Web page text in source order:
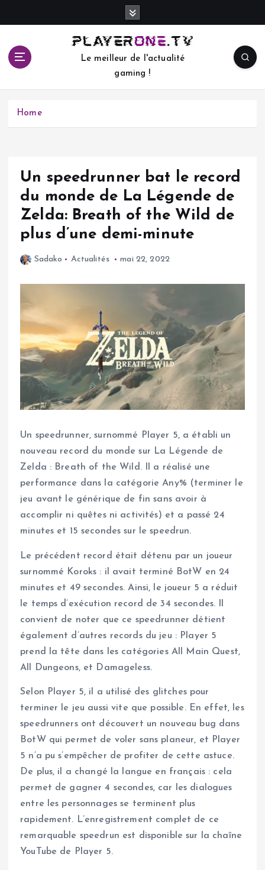
c
Le meilleur de l'actualité
gaming !
Home
Un speedrunner bat le record
du monde de La Légende de
Zelda: Breath of the Wild de
plus d’une demi-minute
Sadako Actualités mai 22, 2022
Un speedrunner, surnommé Player 5, a établi un
nouveau record du monde sur La Légende de
Zelda : Breath of the Wild. Il a réalisé une
performance dans la catégorie Any% (terminer le
jeu avant le générique de fin sans avoir à
accomplir ni quêtes ni activités) et a passé 24
minutes et 15 secondes sur le speedrun.
Le précédent record était détenu par un joueur
surnommé Koroks : il avait terminé BotW en 24
minutes et 49 secondes. Ainsi, le joueur 5 a réduit
le temps d’exécution record de 34 secondes. Il
convient de noter que ce speedrunner détient
également d’autres records du jeu : Player 5
prend la tête dans les catégories All Main Quest,
All Dungeons, et Damageless.
Selon Player 5, il a utilisé des glitches pour
terminer le jeu aussi vite que possible. En effet, les
speedrunners ont découvert un nouveau bug dans
BotW qui permet de voler sans planeur, et Player
5 n’a pu s’empêcher de profiter de cette astuce.
De plus, il a changé la langue en français : cela
permet de gagner 4 secondes, car les dialogues
entre les personnages se terminent plus
rapidement. L’enregistrement complet de ce
remarquable speedrun est disponible sur la chaîne
YouTube de Player 5.